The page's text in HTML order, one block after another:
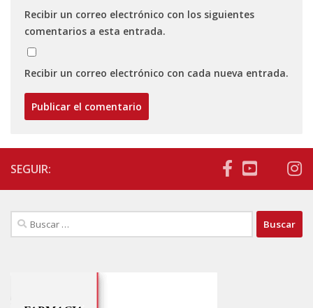
Recibir un correo electrónico con los siguientes
comentarios a esta entrada.
Recibir un correo electrónico con cada nueva entrada.
SEGUIR:
Buscar: